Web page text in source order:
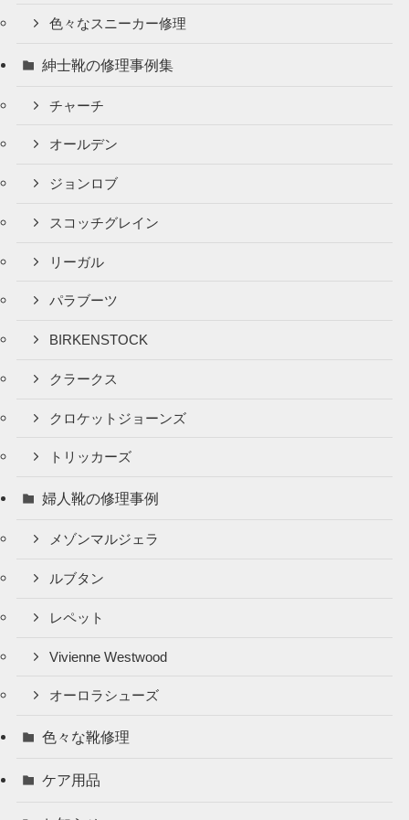
色々なスニーカー修理
紳士靴の修理事例集
チャーチ
オールデン
ジョンロブ
スコッチグレイン
リーガル
パラブーツ
BIRKENSTOCK
クラークス
クロケットジョーンズ
トリッカーズ
婦人靴の修理事例
メゾンマルジェラ
ルブタン
レペット
Vivienne Westwood
オーロラシューズ
色々な靴修理
ケア用品